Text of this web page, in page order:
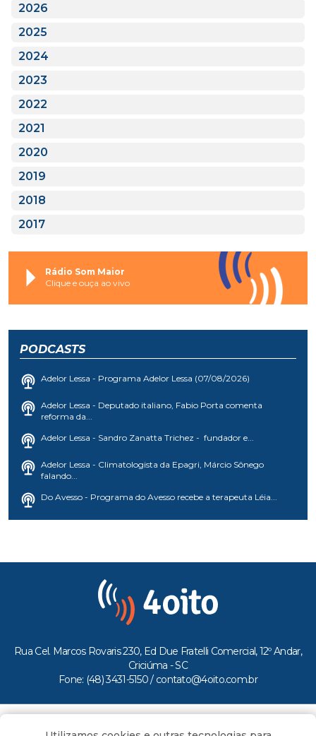
2026
2025
2024
2023
2022
2021
2020
2019
2018
2017
Rádio Som Maior
Clique e ouça ao vivo
PODCASTS
Adelor Lessa - Programa Adelor Lessa (07/08/2026)
Adelor Lessa - Deputado italiano, Fabio Porta comenta
reforma da...
Adelor Lessa - Sandro Zanatta Trichez - fundador e...
Adelor Lessa - Climatologista da Epagri, Márcio Sônego
falando...
Do Avesso - Programa do Avesso recebe a terapeuta Léia...
Rua Cel. Marcos Rovaris 230, Ed Due Fratelli Comercial, 12º Andar,
Criciúma - SC
Fone: (48) 3431-5150 / contato@4oito.com.br